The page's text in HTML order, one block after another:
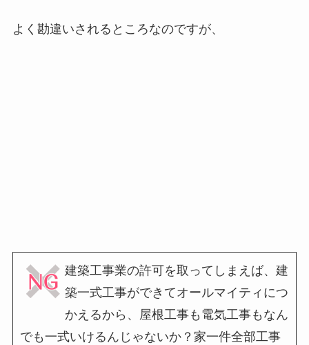
よく勘違いされるところなのですが、
建築工事業の許可を取ってしまえば、建
築一式工事ができてオールマイティにつ
かえるから、屋根工事も電気工事もなん
でも一式いけるんじゃないか？家一件全部工事